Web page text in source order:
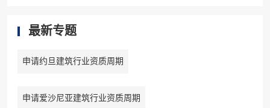
最新专题
申请约旦建筑行业资质周期
申请爱沙尼亚建筑行业资质周期